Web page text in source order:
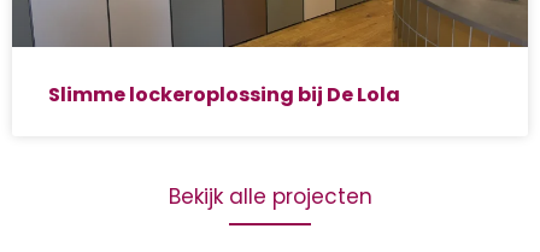
Slimme lockeroplossing bij De Lola
Bekijk alle projecten